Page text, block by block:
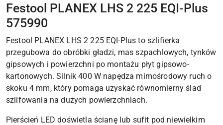
Festool PLANEX LHS 2 225 EQI-Plus
575990
Festool PLANEX LHS 2 225 EQI-Plus to szlifierka
przegubowa do obróbki gładzi, mas szpachlowych, tynków
gipsowych i powierzchni po montażu płyt gipsowo-
kartonowych. Silnik 400 W napędza mimośrodowy ruch o
skoku 4 mm, który pomaga uzyskać równomierny ślad
szlifowania na dużych powierzchniach.
Pierścień LED doświetla ścianę lub sufit pod niewielkim